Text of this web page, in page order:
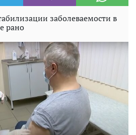
заболеваемости в
рано